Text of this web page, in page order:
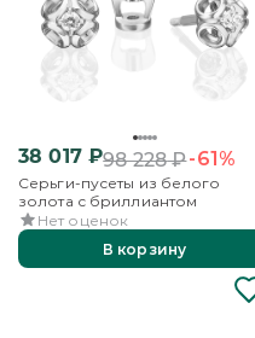
38 017₽98 228₽-61%
Серьги-пусеты из белого
золота с бриллиантом
Нет оценок
В корзину